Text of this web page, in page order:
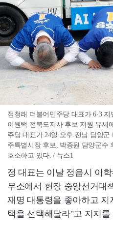
정청래 더불어민주당 대표가 6·3
이원택 전북도지사 후보 지원 유세
주당 대표가 24일 오후 전남 담양
주특별시장 후보, 박종원 담양군수
호소하고 있다. / 뉴스1
정 대표는 이날 정읍시 이
무소에서 현장 중앙선거대
재명 대통령을 좋아하고 지
택을 선택해달라"고 지지를